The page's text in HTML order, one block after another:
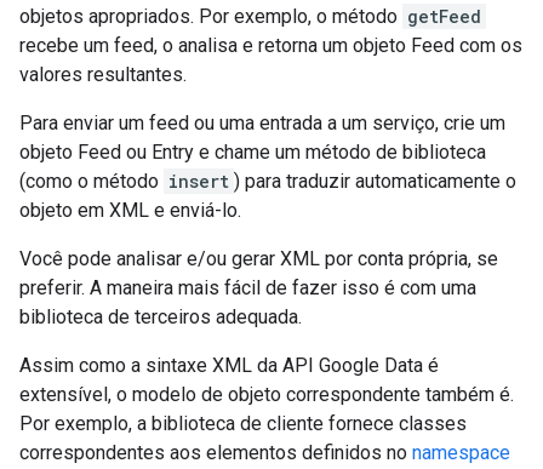
objetos apropriados. Por exemplo, o método getFeed
recebe um feed, o analisa e retorna um objeto Feed com os
valores resultantes.
Para enviar um feed ou uma entrada a um serviço, crie um
objeto Feed ou Entry e chame um método de biblioteca
(como o método insert ) para traduzir automaticamente o
objeto em XML e enviá-lo.
Você pode analisar e/ou gerar XML por conta própria, se
preferir. A maneira mais fácil de fazer isso é com uma
biblioteca de terceiros adequada.
Assim como a sintaxe XML da API Google Data é
extensível, o modelo de objeto correspondente também é.
Por exemplo, a biblioteca de cliente fornece classes
correspondentes aos elementos definidos no namespace